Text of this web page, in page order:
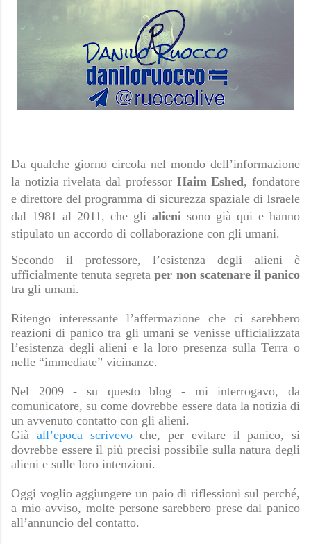
Da qualche giorno circola nel mondo dell’informazione
la notizia rivelata dal professor Haim Eshed, fondatore
e direttore del programma di sicurezza spaziale di Israele
dal 1981 al 2011, che gli alieni sono già qui e hanno
stipulato un accordo di collaborazione con gli umani.
Secondo il professore, l’esistenza degli alieni è
ufficialmente tenuta segretaper non scatenare il panico
tra gli umani.
Ritengo interessante l’affermazione che ci sarebbero
reazioni di panico tra gli umani se venisse ufficializzata
l’esistenza degli alieni e la loro presenza sulla Terra o
nelle “immediate” vicinanze.
Nel 2009 - su questo blog - mi interrogavo, da
comunicatore, su come dovrebbe essere data la notizia di
un avvenuto contatto con gli alieni.
Già all’epoca scrivevoche, per evitare il panico, si
dovrebbe essere il più precisi possibile sulla natura degli
alieni e sulle loro intenzioni.
Oggi voglio aggiungere un paio di riflessioni sul perché,
a mio avviso, molte persone sarebbero prese dal panico
all’annuncio del contatto.